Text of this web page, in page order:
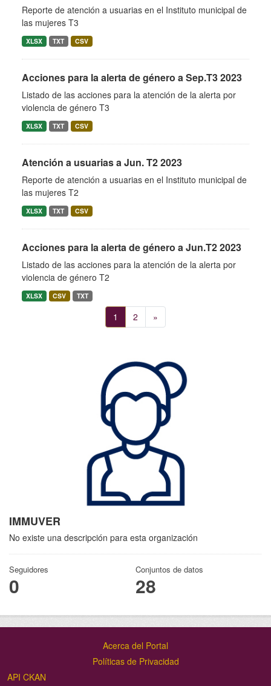
IMMUVER
No existe una descripción para esta organización
Seguidores
0
Conjuntos de datos
28
Reporte de atención a usuarias en el Instituto municipal de
las mujeres T3
XLSX TXT CSV
Acciones para la alerta de género a Sep.T3 2023
Listado de las acciones para la atención de la alerta por
violencia de género T3
XLSX TXT CSV
Atención a usuarias a Jun. T2 2023
Reporte de atención a usuarias en el Instituto municipal de
las mujeres T2
XLSX TXT CSV
Acciones para la alerta de género a Jun.T2 2023
Listado de las acciones para la atención de la alerta por
violencia de género T2
XLSX CSV TXT
1 2 »
Acerca del Portal
Políticas de Privacidad
API CKAN